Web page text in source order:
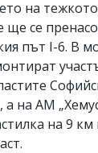
на
ще се
път I-6. В
на АМ
на 9